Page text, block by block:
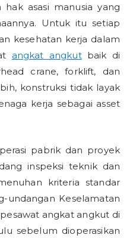
asasi manusia yang
Untuk itu setiap
kesehatan kerja dalam
angkat angkutbaik di
crane, forklift, dan
konstruksi tidak layak
kerja sebagai asset
pabrik dan proyek
inspeksi teknik dan
kriteria standar
undangan Keselamatan
angkat angkut di
sebelum dioperasikan